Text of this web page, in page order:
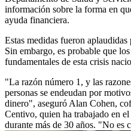
información sobre la forma en
ayuda financiera.
Estas medidas fueron
Sin embargo, es probable que
fundamentales de esta crisis
"La razón número 1, y las
personas se endeudan por
dinero", aseguró Alan Cohen,
Centivo, quien ha trabajado en
durante más de 30 años. "No es